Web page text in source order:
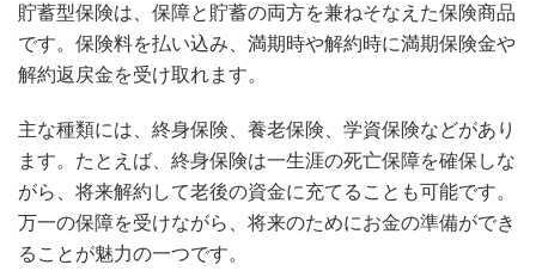
貯蓄型保険は、保障と貯蓄の両方を兼ねそなえた保険商品
です。保険料を払い込み、満期時や解約時に満期保険金や
解約返戻金を受け取れます。
主な種類には、終身保険、養老保険、学資保険などがあり
ます。たとえば、終身保険は一生涯の死亡保障を確保しな
がら、将来解約して老後の資金に充てることも可能です。
万一の保障を受けながら、将来のためにお金の準備ができ
ることが魅力の一つです。